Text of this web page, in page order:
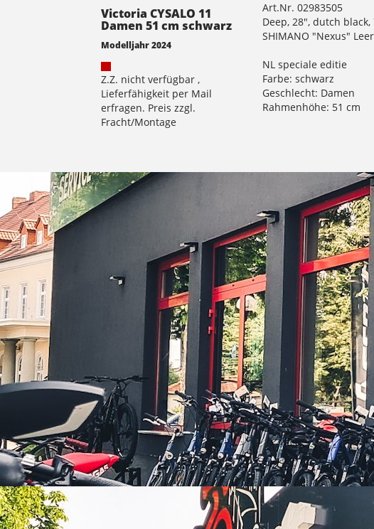
Victoria CYSALO 11
Damen 51 cm schwarz
Modelljahr 2024
Z.Z. nicht verfügbar ,
Lieferfähigkeit per Mail
erfragen. Preis zzgl.
Fracht/Montage
Art.Nr. 02983505
Deep, 28", dutch black,
SHIMANO "Nexus"
NL speciale editie
Farbe: schwarz
Geschlecht: Damen
Rahmenhöhe: 51 cm